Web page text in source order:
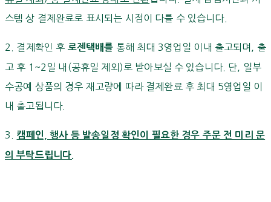
스템 상 결제완료로 표시되는 시점이 다를 수 있습니다.
2. 결제확인 후 로젠택배를 통해 최대 3영업일 이내 출고되며, 출
고 후 1~2일 내(공휴일 제외)로 받아보실 수 있습니다. 단, 일부
수공예 상품의 경우 재고량에 따라 결제완료 후 최대 5영업일 이
내 출고됩니다.
3. 캠페인, 행사 등 발송일정 확인이 필요한 경우 주문 전 미리 문
의 부탁드립니다.